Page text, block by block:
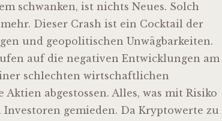
schwanken, ist nichts Neues. Solch
Dieser Crash ist ein Cocktail der
und geopolitischen Unwägbarkeiten.
auf die negativen Entwicklungen am
schlechten wirtschaftlichen
abgestossen. Alles, was mit Risiko
gemieden. Da Kryptowerte zu